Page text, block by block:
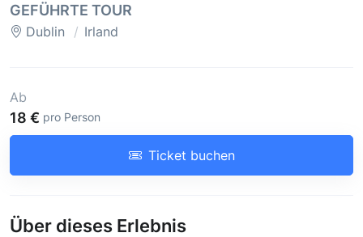
GEFÜHRTE TOUR
Dublin Irland
Ab
18 € pro Person
Ticket buchen
Über dieses Erlebnis